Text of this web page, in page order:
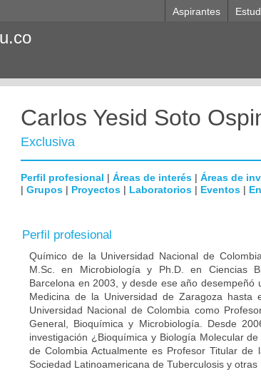
Aspirantes
Carlos Yesid Soto
Exclusiva
Perfil profesional | Áreas de interés | Áreas de
| Grupos | Proyectos | Laboratorios | Eventos |
Perfil profesional
Químico de la Universidad Nacional de
M.Sc. en Microbiología y Ph.D. en Ciencias
Barcelona en 2003, y desde ese año
Medicina de la Universidad de Zaragoza
Universidad Nacional de Colombia como
General, Bioquímica y Microbiología. Desde
investigación ¿Bioquímica y Biología Molecular
de Colombia Actualmente es Profesor Titular
Sociedad Latinoamericana de Tuberculosis y otras